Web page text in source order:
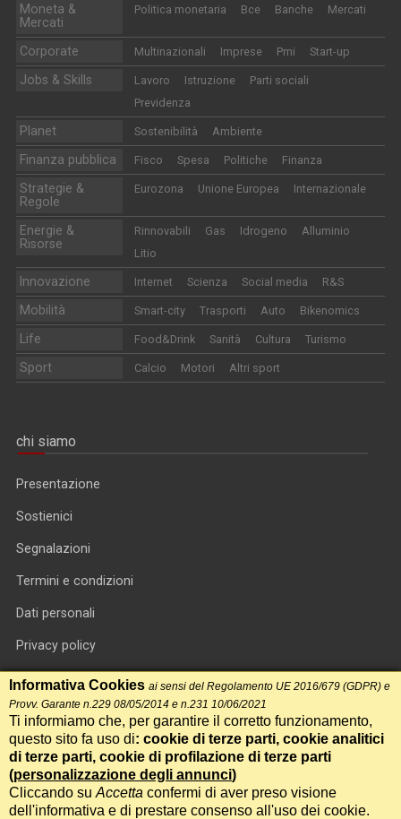
Moneta &
Mercati
Politica monetaria Bce Banche Mercati
Corporate Multinazionali Imprese Pmi Start-up
Jobs & Skills Lavoro Istruzione
Parti sociali
Previdenza
Planet Sostenibilità Ambiente
Finanza pubblica Fisco Spesa Politiche Finanza
Strategie &
Regole
Eurozona Unione Europea Internazionale
Energie &
Risorse
Rinnovabili Gas Idrogeno
Alluminio
Litio
Innovazione Internet Scienza Social media R&S
Mobilità Smart-city Trasporti Auto Bikenomics
Life Food&Drink Sanità Cultura Turismo
Sport Calcio Motori Altri sport
chi siamo
Presentazione
Sostienici
Segnalazioni
Termini e condizioni
Dati personali
Privacy policy
Informativa cookie
RSS feed
RSS Top News
Contatti
Informativa Cookies ai sensi del Regolamento UE 2016/679 (GDPR) e
Provv. Garante n.229 08/05/2014 e n.231 10/06/2021
Ti informiamo che, per garantire il corretto funzionamento,
questo sito fa uso di: cookie di terze parti, cookie analitici
di terze parti, cookie di profilazione di terze parti
(personalizzazione degli annunci)
Cliccando su Accetta confermi di aver preso visione
dell'informativa e di prestare consenso all'uso dei cookie.